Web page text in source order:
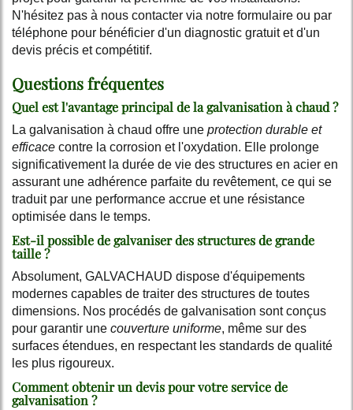
N'hésitez pas à nous contacter via notre formulaire ou par
téléphone pour bénéficier d'un diagnostic gratuit et d'un
devis précis et compétitif.
Questions fréquentes
Quel est l'avantage principal de la galvanisation à chaud ?
La galvanisation à chaud offre une protection durable et
efficace contre la corrosion et l'oxydation. Elle prolonge
significativement la durée de vie des structures en acier en
assurant une adhérence parfaite du revêtement, ce qui se
traduit par une performance accrue et une résistance
optimisée dans le temps.
Est-il possible de galvaniser des structures de grande
taille ?
Absolument, GALVACHAUD dispose d'équipements
modernes capables de traiter des structures de toutes
dimensions. Nos procédés de galvanisation sont conçus
pour garantir une couverture uniforme, même sur des
surfaces étendues, en respectant les standards de qualité
les plus rigoureux.
Comment obtenir un devis pour votre service de
galvanisation ?